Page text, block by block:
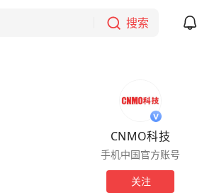
搜索
CNMO科技
手机中国官方账号
关注